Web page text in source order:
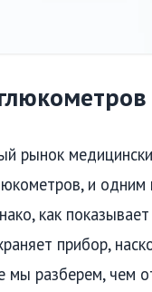
рынок
и одним
как
прибор,
мы разберем, чем